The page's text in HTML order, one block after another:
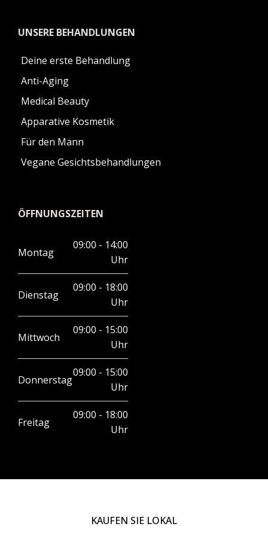
UNSERE BEHANDLUNGEN
Deine erste Behandlung
Anti-Aging
Medical Beauty
Apparative Kosmetik
Für den Mann
Vegane Gesichtsbehandlungen
ÖFFNUNGSZEITEN
Montag
09:00 - 14:00
Uhr
Dienstag
09:00 - 18:00
Uhr
Mittwoch
09:00 - 15:00
Uhr
Donnerstag
09:00 - 15:00
Uhr
Freitag
09:00 - 18:00
Uhr
KAUFEN SIE LOKAL